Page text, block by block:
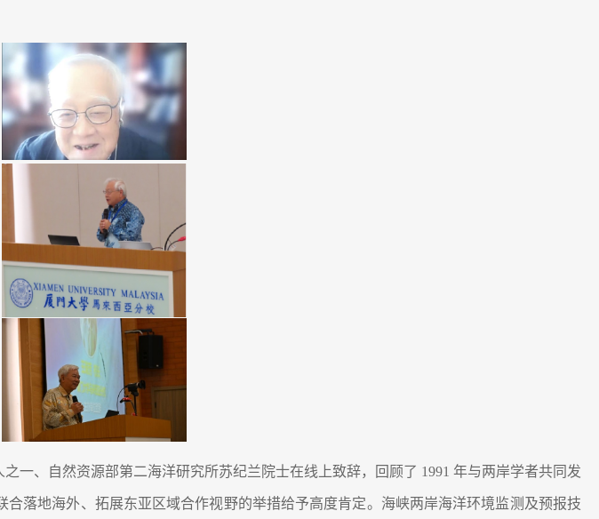
一、自然资源部第二海洋研究所苏纪兰院士在线上致辞，回顾了 1991 年与两岸学者共同发
落地海外、拓展东亚区域合作视野的举措给予高度肯定。海峡两岸海洋环境监测及预报技